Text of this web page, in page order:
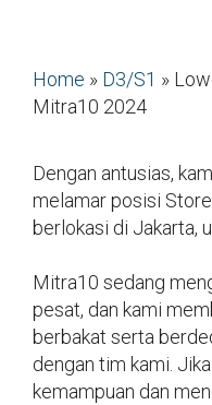
Home » D3/S1 »
Mitra10 2024
Dengan antusias,
melamar posisi
berlokasi di Jakarta,
Mitra10 sedang
pesat, dan kami
berbakat serta
dengan tim kami.
kemampuan dan